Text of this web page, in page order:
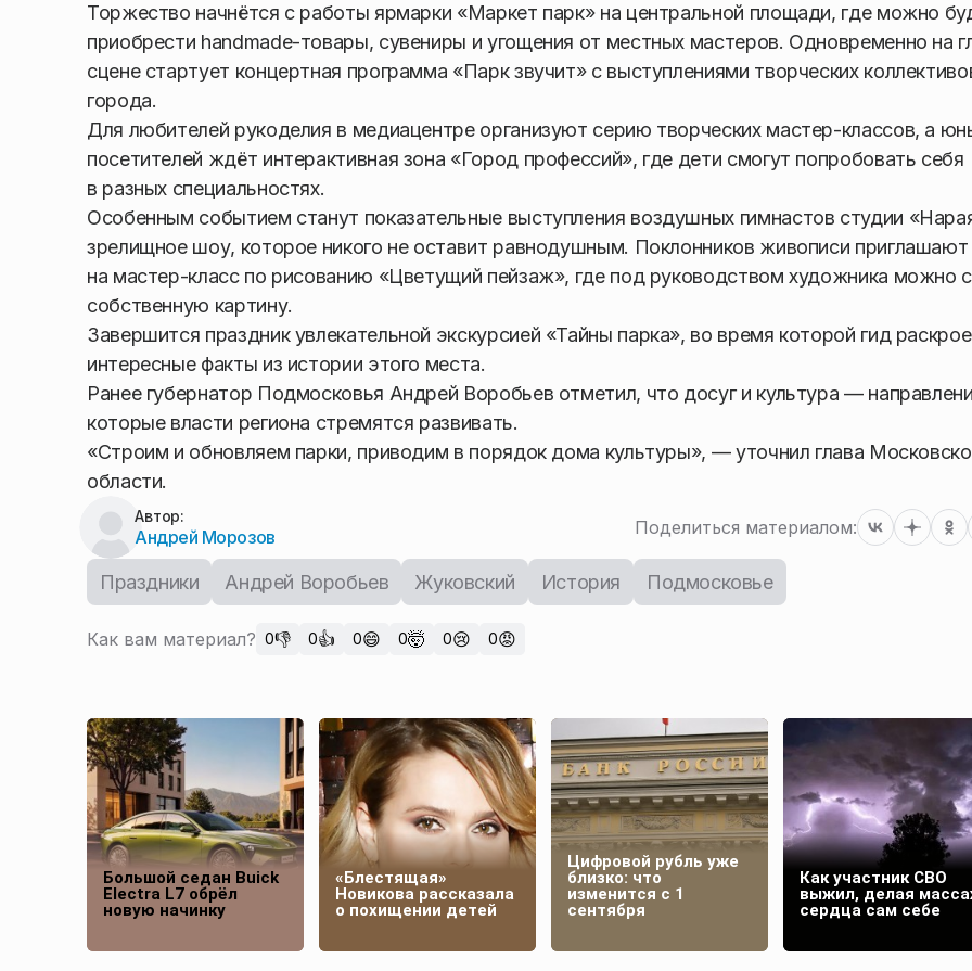
Торжество начнётся с работы ярмарки «Маркет парк» на центральной площади, где можно
приобрести handmade-товары, сувениры и угощения от местных мастеров. Одновременно на
сцене стартует концертная программа «Парк звучит» с выступлениями творческих
города.
Для любителей рукоделия в медиацентре организуют серию творческих мастер-классов, а
посетителей ждёт интерактивная зона «Город профессий», где дети смогут попробовать себя
в разных специальностях.
Особенным событием станут показательные выступления воздушных гимнастов студии
зрелищное шоу, которое никого не оставит равнодушным. Поклонников живописи приглашают
на мастер-класс по рисованию «Цветущий пейзаж», где под руководством художника можно
собственную картину.
Завершится праздник увлекательной экскурсией «Тайны парка», во время которой гид
интересные факты из истории этого места.
Ранее губернатор Подмосковья Андрей Воробьев отметил, что досуг и культура —
которые власти региона стремятся развивать.
«Строим и обновляем парки, приводим в порядок дома культуры», — уточнил глава
области.
Автор:
Андрей Морозов Поделиться материалом:
Праздники Андрей Воробьев Жуковский История Подмосковье
Как вам материал? 0👎 0👍 0😄 0🤯 0😢 0😡
Большой седан Buick
Electra L7 обрёл
новую начинку
«Блестящая»
Новикова рассказала
о похищении детей
Цифровой рубль уже
близко: что
изменится с 1
сентября
Как участник СВО
выжил, делая
сердца сам себе